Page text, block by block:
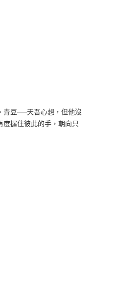
青豆──天吾心想，但他沒
握住彼此的手，朝向只